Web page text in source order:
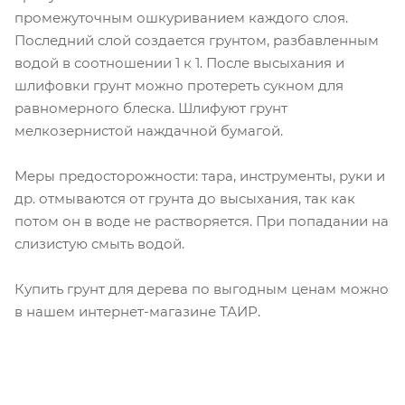
промежуточным ошкуриванием каждого слоя.
Последний слой создается грунтом, разбавленным
водой в соотношении 1 к 1. После высыхания и
шлифовки грунт можно протереть сукном для
равномерного блеска. Шлифуют грунт
мелкозернистой наждачной бумагой.
Меры предосторожности: тара, инструменты, руки и
др. отмываются от грунта до высыхания, так как
потом он в воде не растворяется. При попадании на
слизистую смыть водой.
Купить грунт для дерева по выгодным ценам можно
в нашем интернет-магазине ТАИР.